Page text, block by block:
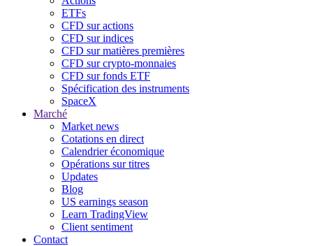
ETFs
CFD sur actions
CFD sur indices
CFD sur matières premières
CFD sur crypto-monnaies
CFD sur fonds ETF
Spécification des instruments
SpaceX
Marché
Market news
Cotations en direct
Calendrier économique
Opérations sur titres
Updates
Blog
US earnings season
Learn TradingView
Client sentiment
Contact